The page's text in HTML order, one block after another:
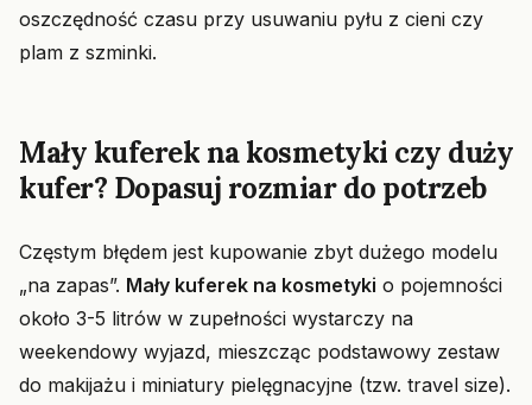
oszczędność czasu przy usuwaniu pyłu z cieni czy
plam z szminki.
Mały kuferek na kosmetyki czy duży
kufer? Dopasuj rozmiar do potrzeb
Częstym błędem jest kupowanie zbyt dużego modelu
„na zapas”. Mały kuferek na kosmetyki o pojemności
około 3-5 litrów w zupełności wystarczy na
weekendowy wyjazd, mieszcząc podstawowy zestaw
do makijażu i miniatury pielęgnacyjne (tzw. travel size).